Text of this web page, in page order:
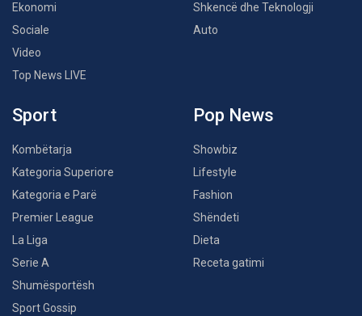
Ekonomi
Sociale
Video
Top News LIVE
Shkencë dhe Teknologji
Auto
Sport
Kombëtarja
Kategoria Superiore
Kategoria e Parë
Premier League
La Liga
Serie A
Shumësportësh
Sport Gossip
Pop News
Showbiz
Lifestyle
Fashion
Shëndeti
Dieta
Receta gatimi